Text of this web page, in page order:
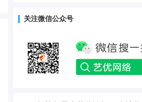
关注微信公众号
工作也轻松了！